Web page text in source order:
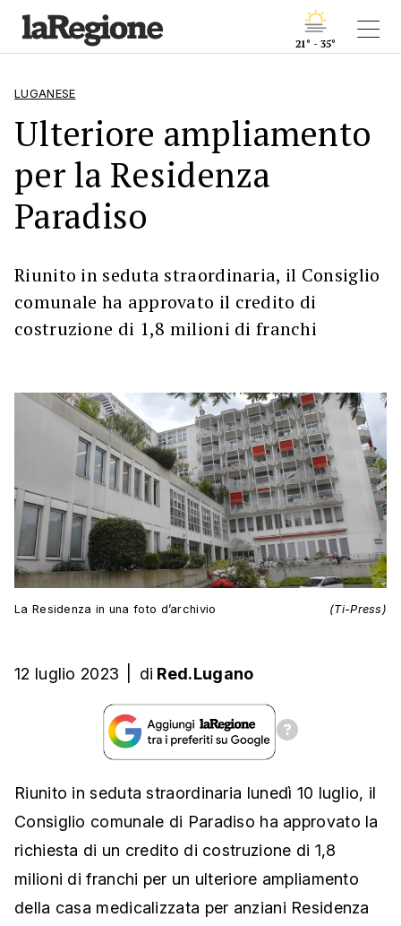
21° - 35°
LUGANESE
Ulteriore ampliamento
per la Residenza
Paradiso
Riunito in seduta straordinaria, il Consiglio
comunale ha approvato il credito di
costruzione di 1,8 milioni di franchi
La Residenza in una foto d’archivio (Ti-Press)
12 luglio 2023 di Red.Lugano
Riunito in seduta straordinaria lunedì 10 luglio, il
Consiglio comunale di Paradiso ha approvato la
richiesta di un credito di costruzione di 1,8
milioni di franchi per un ulteriore ampliamento
della casa medicalizzata per anziani Residenza